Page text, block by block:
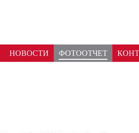
НОВОСТИ ФОТООТЧЕТ